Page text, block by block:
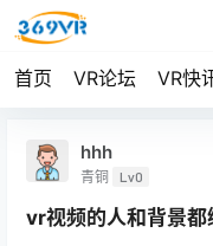
首页 VR论坛 VR快
hhh
青铜 Lv0
vr视频的人和背景都